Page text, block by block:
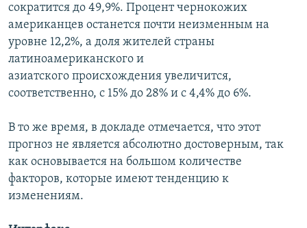
AZADLIQRADIOSU MOBIL TELEFONUNUZDA
BIZIMLƏ ƏLAQƏ
XƏBƏR BÜLLETENLƏRIMIZ
RFE/RL-in bütün saytları
сократится до 49,9%. Процент чернокожих
американцев останется почти неизменным на
уровне 12,2%, а доля жителей страны
латиноамериканского и
азиатского происхождения увеличится,
соответственно, с 15% до 28% и с 4,4% до 6%.
В то же время, в докладе отмечается, что этот
прогноз не является абсолютно достоверным, так
как основывается на большом количестве
факторов, которые имеют тенденцию к
изменениям.